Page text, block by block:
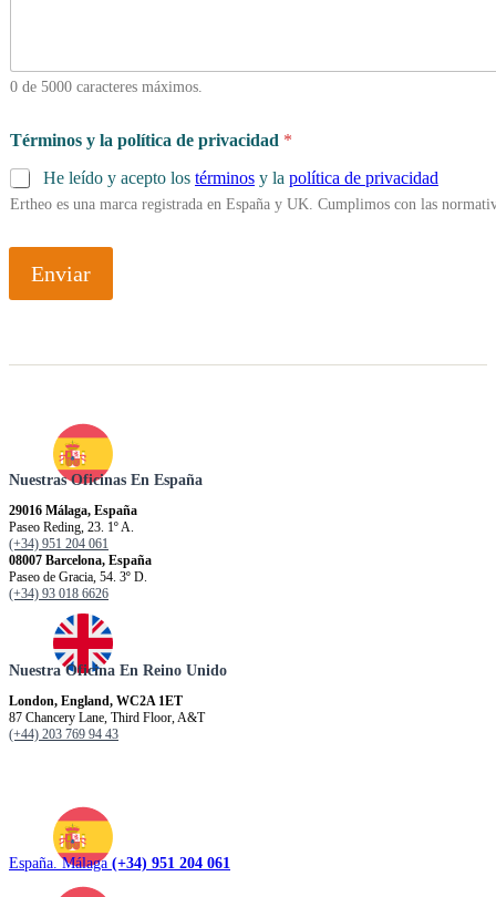
0 de 5000 caracteres máximos.
Términos y la política de privacidad *
He leído y acepto los términos y la política de privacidad
Ertheo es una marca registrada en España y UK. Cumplimos con las
Enviar
Nuestras Oficinas En España
29016 Málaga, España
Paseo Reding, 23. 1º A.
(+34) 951 204 061
08007 Barcelona, España
Paseo de Gracia, 54. 3º D.
(+34) 93 018 6626
Nuestra Oficina En Reino Unido
London, England, WC2A 1ET
87 Chancery Lane, Third Floor, A&T
(+44) 203 769 94 43
España. Málaga (+34) 951 204 061